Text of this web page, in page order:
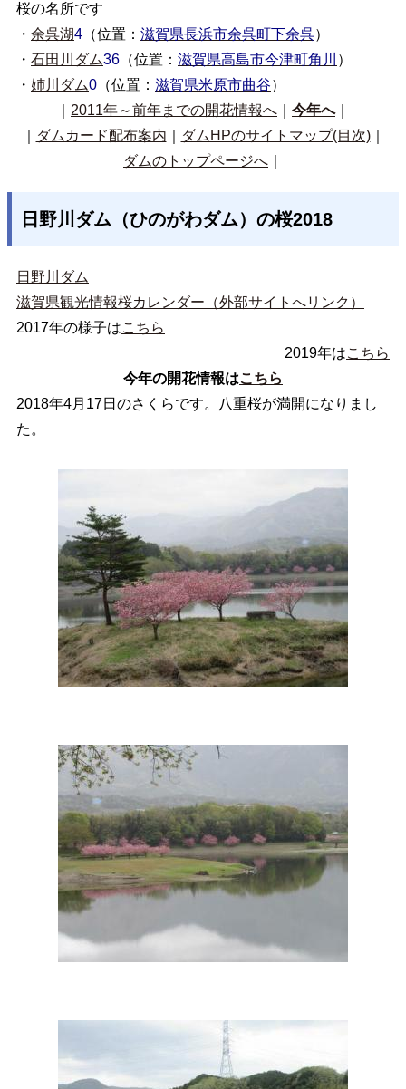
桜の名所です
・ 余呉湖4 （位置： 滋賀県長浜市余呉町下余呉）
・ 石田川ダム36 （位置： 滋賀県高島市今津町角川
）
・ 姉川ダム0 （位置： 滋賀県米原市曲谷）
2011年～前年までの開花情報へ 今年へ｜
ダムカード配布案内 ダムHPのサイトマップ(目次)｜
ダムのトップページへ
日野川ダム（ひのがわダム）の桜2018
日野川ダム
滋賀県観光情報桜カレンダー（外部サイトへリンク）
2017年の様子はこちら
2019年はこちら
今年の開花情報はこちら
2018年4月17日のさくらです。八重桜が満開になりまし
た。